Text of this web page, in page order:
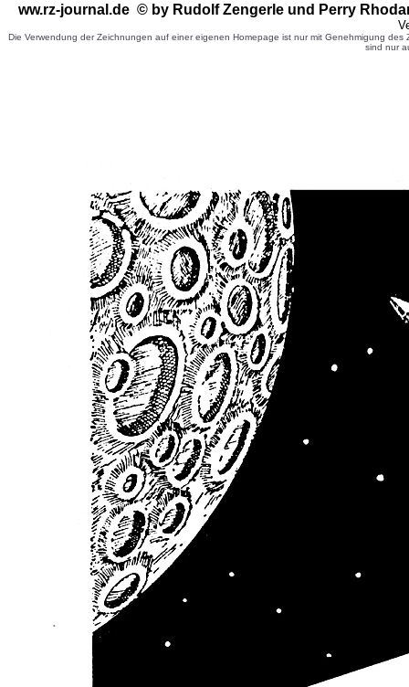
ww.rz-journal.de © by Rudolf Zengerle und Perry
Die Verwendung der Zeichnungen auf einer eigenen Homepage ist nur mit Genehmigung
sind nur